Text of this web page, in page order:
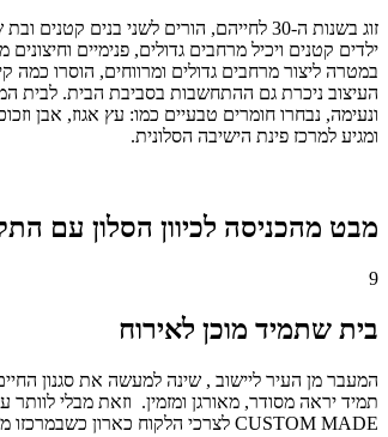
ילדים קטנים ויכיל מרחבים גדולים, פנימיים
במטרה ליצור מרחבים גדולים ומרווחים, הוסרו
העיצוב ניכרת גם ההתחשבות בסביבת הבית. לבית
ונעימה, נבחרו חומרים טבעיים כמו: עץ אגוז, אבן
ומגיע למרכז פינת הישיבה הסלונית.
מבט מהכניסה לכיוון הסלון עם
9
בית שתמיד מוכן לאירוח
המעבר מן העיר ליישוב , שינה למעשה את סגנון
תמיד יראה מסודר, מאורגן ומזמין. וזאת מבלי
CUSTOM MADE לצרכי הלקוח כארון כשבמרכזו משולב משטח גרניט מרשים.